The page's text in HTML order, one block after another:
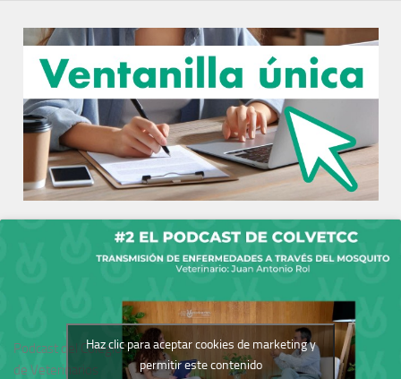
Podcast del Colegio
de Veterinarios
Haz clic para aceptar cookies de marketing y
permitir este contenido